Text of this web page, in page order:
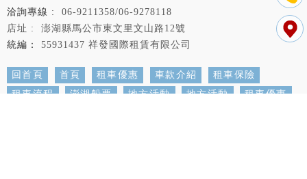
06-9211358/06-9278118
55931437 祥發國際租賃有限公司
澎湖縣馬公市東文里文山路12號
回首頁 首頁 租車優惠 車款介紹
租車保險
租車流程
澎湖船票 地方活動 地方活動 租車優惠